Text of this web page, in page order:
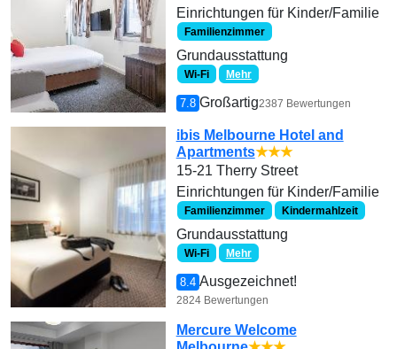
Einrichtungen für Kinder/Familie
Familienzimmer
Grundausstattung
Wi-Fi Mehr
7.8 Großartig2387 Bewertungen
ibis Melbourne Hotel and
Apartments★★★
15-21 Therry Street
Einrichtungen für Kinder/Familie
Familienzimmer Kindermahlzeit
Grundausstattung
Wi-Fi Mehr
8.4 Ausgezeichnet!
2824 Bewertungen
Mercure Welcome